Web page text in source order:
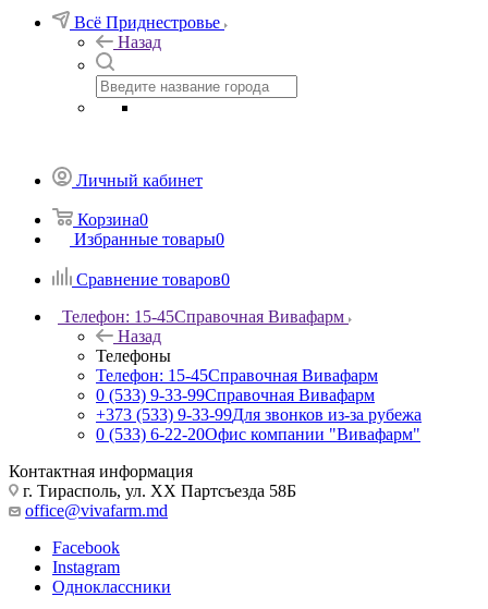
Всё Приднестровье
Назад
Личный кабинет
Корзина0
Избранные товары0
Сравнение товаров0
Телефон: 15-45Справочная Вивафарм
Назад
Телефоны
Телефон: 15-45Справочная Вивафарм
0 (533) 9-33-99Справочная Вивафарм
+373 (533) 9-33-99Для звонков из-за рубежа
0 (533) 6-22-20Офис компании "Вивафарм"
Контактная информация
г. Тирасполь, ул. ХХ Партсъезда 58Б
office@vivafarm.md
Facebook
Instagram
Одноклассники